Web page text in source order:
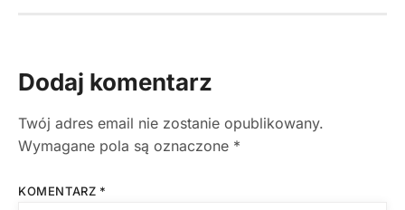
Dodaj komentarz
Twój adres email nie zostanie opublikowany.
Wymagane pola są oznaczone *
KOMENTARZ *